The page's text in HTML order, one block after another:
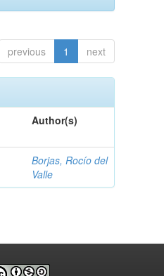
previous 1 next
Author(s)
Borjas, Rocío del
Valle